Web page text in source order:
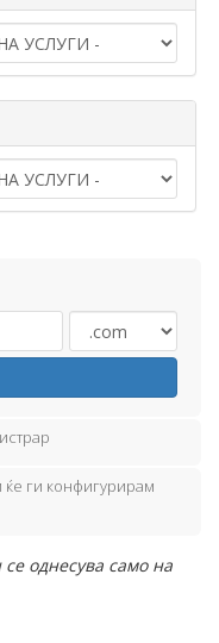
ги конфигурирам
однесува само на